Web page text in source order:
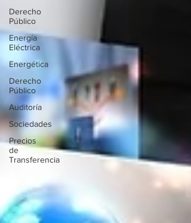
Derecho
Público
Energía
Eléctrica
Energética
Derecho
Público
Auditoría
Sociedades
Precios
de
Transferencia